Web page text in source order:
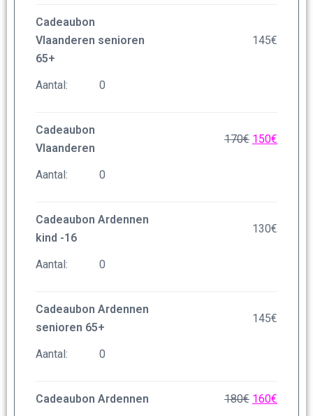
Cadeaubon
Vlaanderen senioren
65+
145€
Aantal:
Cadeaubon
Vlaanderen
170€ 150€
Aantal:
Cadeaubon Ardennen
kind -16
130€
Aantal:
Cadeaubon Ardennen
senioren 65+
145€
Aantal:
Cadeaubon Ardennen 180€ 160€